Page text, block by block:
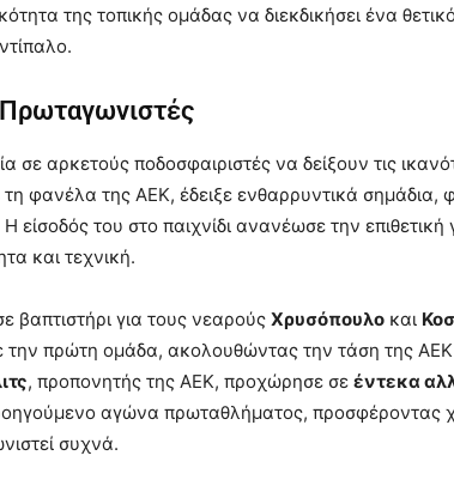
της τοπικής ομάδας να διεκδικήσει ένα
σε αρκετούς ποδοσφαιριστές να δείξουν τις
φανέλα της ΑΕΚ, έδειξε ενθαρρυντικά σημάδια,
είσοδός του στο παιχνίδι ανανέωσε την
και τεχνική.
βαπτιστήρι για τους νεαρούς Χρυσόπουλο και
την πρώτη ομάδα, ακολουθώντας την τάση της ΑΕΚ
, προπονητής της ΑΕΚ, προχώρησε σε έντεκα
αγώνα πρωταθλήματος, προσφέροντας
συχνά.